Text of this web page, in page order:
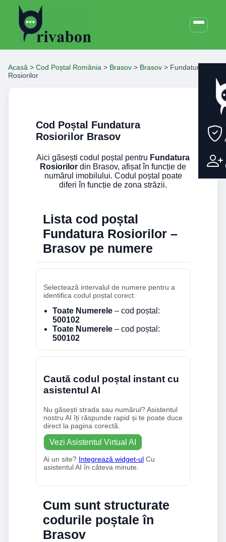
Acasă > Cod Poștal România > Brasov > Brasov > Fundatura
Rosiorilor
Cod Poștal Fundatura
Rosiorilor Brasov
Aici găsești codul poștal pentru Fundatura
Rosiorilor din Brasov, afișat în funcție de
numărul imobilului. Codul poștal poate
diferi în funcție de zona străzii.
Lista cod poștal
Fundatura Rosiorilor –
Brasov pe numere
Selectează intervalul de numere pentru a
identifica codul poștal corect:
Toate Numerele – cod poștal:
500102
Toate Numerele – cod poștal:
500102
Caută codul poștal instant cu
asistentul AI
Nu găsești strada sau numărul? Asistentul
nostru AI îți răspunde rapid și te poate duce
direct la pagina corectă.
Vezi Asistentul Virtual AI
Ai un site? Integrează widget-ul Cu
asistentul AI în câteva minute.
Cum sunt structurate
codurile poștale în
Brasov